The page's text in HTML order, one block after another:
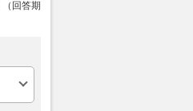
】KTM、マーベリッ
表。代役はポル・
motorsport.com 日本版
回答期